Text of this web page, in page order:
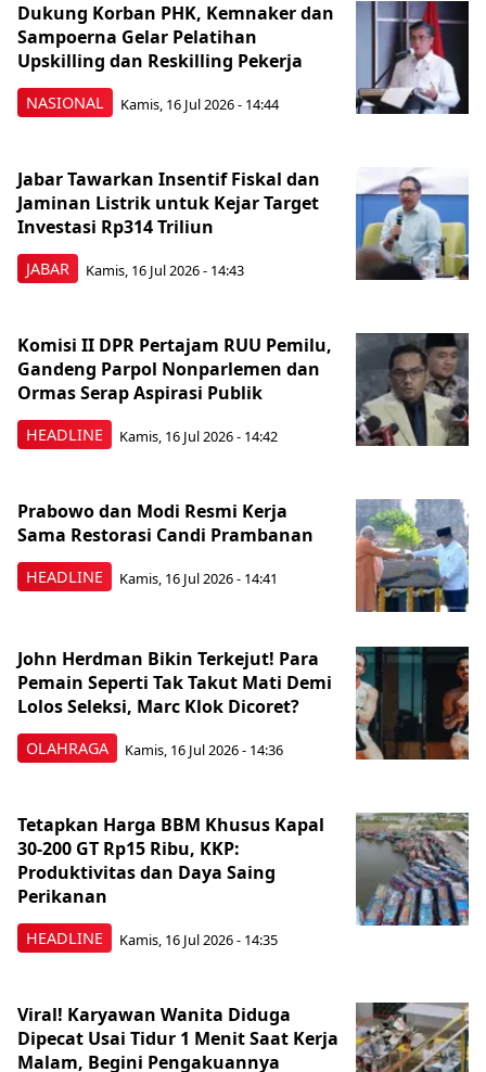
NASIONAL
Dukung Korban PHK, Kemnaker dan
Sampoerna Gelar Pelatihan
Upskilling dan Reskilling Pekerja
Kamis, 16 Jul 2026 - 14:44
JABAR
Jabar Tawarkan Insentif Fiskal dan
Jaminan Listrik untuk Kejar Target
Investasi Rp314 Triliun
Kamis, 16 Jul 2026 - 14:43
HEADLINE
Komisi II DPR Pertajam RUU Pemilu,
Gandeng Parpol Nonparlemen dan
Ormas Serap Aspirasi Publik
Kamis, 16 Jul 2026 - 14:42
HEADLINE
Prabowo dan Modi Resmi Kerja
Sama Restorasi Candi Prambanan
Kamis, 16 Jul 2026 - 14:41
OLAHRAGA
John Herdman Bikin Terkejut! Para
Pemain Seperti Tak Takut Mati Demi
Lolos Seleksi, Marc Klok Dicoret?
Kamis, 16 Jul 2026 - 14:36
HEADLINE
Tetapkan Harga BBM Khusus Kapal
30-200 GT Rp15 Ribu, KKP:
Produktivitas dan Daya Saing
Perikanan
Kamis, 16 Jul 2026 - 14:35
Viral! Karyawan Wanita Diduga
Dipecat Usai Tidur 1 Menit Saat Kerja
Malam, Begini Pengakuannya